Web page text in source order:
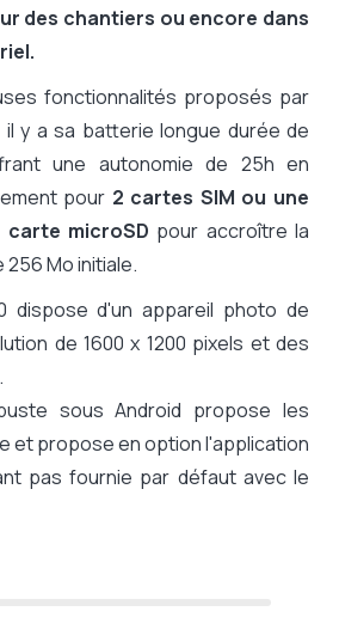
des chantiers ou encore dans
fonctionnalités proposés par
il y a sa batterie longue durée de
une autonomie de 25h en
pour 2 cartes SIM ou une
microSD pour accroître la
Mo initiale.
dispose d'un appareil photo de
de 1600 x 1200 pixels et des
sous Android propose les
et propose en option l'application
pas fournie par défaut avec le